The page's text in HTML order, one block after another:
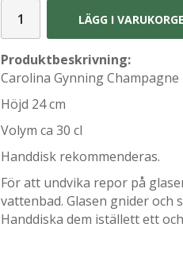
LÄGG I
Produktbeskrivning:
Carolina Gynning Champagne
Höjd 24 cm
Volym ca 30 cl
Handdisk rekommenderas.
För att undvika repor på
vattenbad. Glasen gnider och
Handdiska dem iställett ett